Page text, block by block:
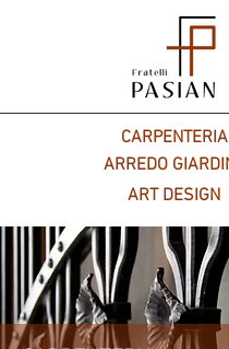
CARPENTERIA
ARREDO
ART DESIGN